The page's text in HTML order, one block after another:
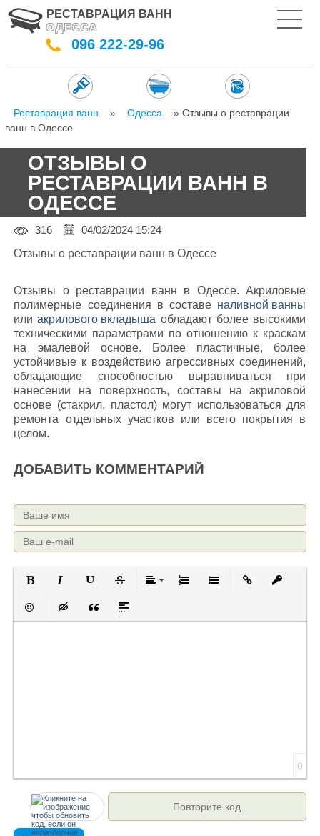
096 222-29-96
РЕСТАВРАЦИЯ ВАНН
ОДЕССА
Реставрация ванн » Одесса
» Отзывы о реставрации
ванн в Одессе
ОТЗЫВЫ О
РЕСТАВРАЦИИ ВАНН В
ОДЕССЕ
316
04/02/2024 15:24
Отзывы о реставрации ванн в Одессе
Отзывы о реставрации ванн в Одессе. Акриловые
полимерные соединения в составе наливной ванны
илиакрилового вкладыша обладают более высокими
техническими параметрами по отношению к краскам
на эмалевой основе. Более пластичные, более
устойчивые к воздействию агрессивных соединений,
обладающие способностью выравниваться при
нанесении на поверхность, составы на акриловой
основе (стакрил, пластол) могут использоваться для
ремонта отдельных участков или всего покрытия в
целом.
ДОБАВИТЬ КОММЕНТАРИЙ
Вставить смайлик
Вставка скрытого текста
Вставка цитаты
Вставка спойлера
0